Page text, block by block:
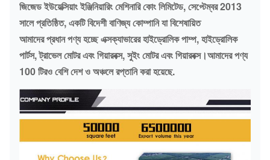
জিজেড ইউয়েক্সিয়াং ইঞ্জিনিয়ারিং মেশিনারি কোং লিমিটেড, সেপ্টেম্বর 2013
সালে প্রতিষ্ঠিত, একটি বিদেশী বাণিজ্য কোম্পানি যা বিশেষায়িত
আমাদের প্রধান পণ্য হচ্ছে এক্সক্যাভারের হাইড্রোলিক পাম্প, হাইড্রোলিক
পার্টস, ট্রাভেল মোটর এবং গিয়ারবক্স, সুইং মোটর এবং গিয়ারবক্স।আমাদের পণ্য
100 টিরও বেশি দেশ ও অঞ্চলে রপ্তানি করা হয়েছে.